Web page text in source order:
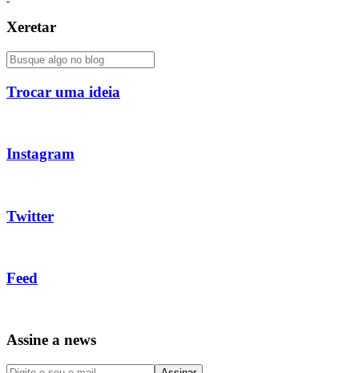
Xeretar
Trocar uma ideia
Instagram
Twitter
Feed
Assine a news